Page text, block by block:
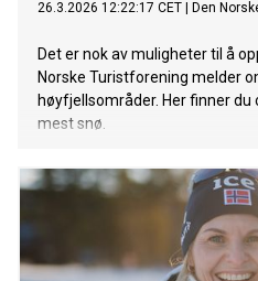
26.3.2026 12:22:17 CET Den
Det er nok av muligheter til å
Norske Turistforening melder
høyfjellsområder. Her finner
mest snø.